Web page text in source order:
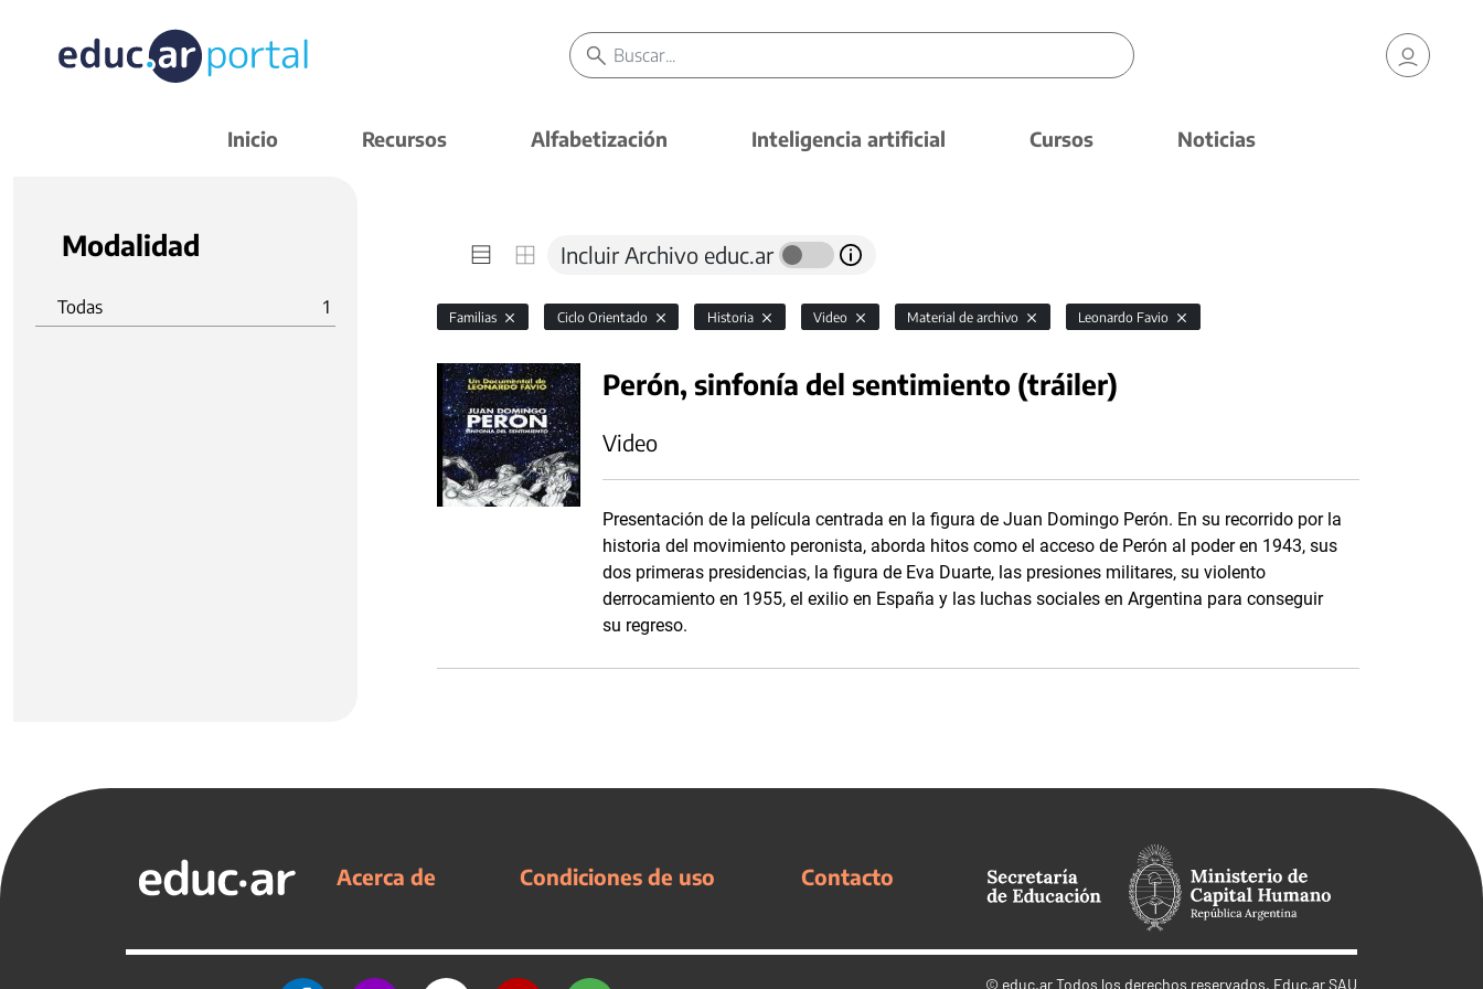
Inicio Recursos Alfabetización Inteligencia artificial Cursos Noticias
Modalidad
Todas 1
Incluir Archivo educ.ar
Familias Ciclo Orientado Historia Video Material de archivo Leonardo Favio
Perón, sinfonía del sentimiento (tráiler)
Video
Presentación de la película centrada en la figura de Juan Domingo Perón. En su recorrido por la
historia del movimiento peronista, aborda hitos como el acceso de Perón al poder en 1943, sus
dos primeras presidencias, la figura de Eva Duarte, las presiones militares, su violento
derrocamiento en 1955, el exilio en España y las luchas sociales en Argentina para conseguir
su regreso.
Acerca de Condiciones de uso Contacto
© educ.arTodos los derechos reservados. Educ.ar SAU